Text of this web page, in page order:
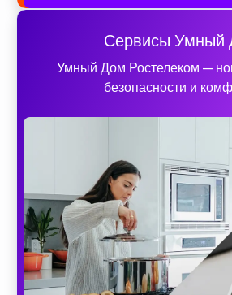
Сервисы Умный
Умный Дом Ростелеком —
безопасности и